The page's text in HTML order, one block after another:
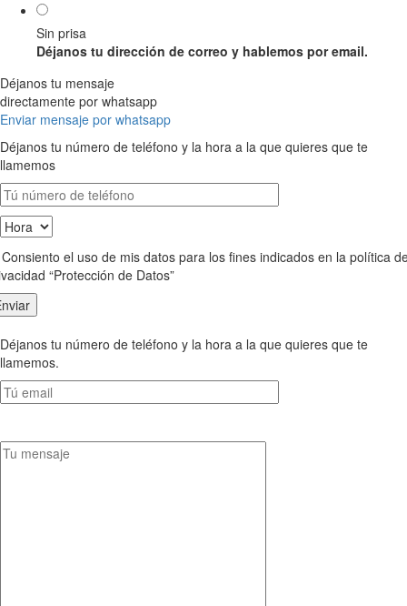
Sin prisa
Déjanos tu dirección de correo y hablemos por email.
Déjanos tu mensaje
directamente por whatsapp
Enviar mensaje por whatsapp
Déjanos tu número de teléfono y la hora a la que quieres que te
llamemos
el uso de mis datos para los fines indicados en la política
“Protección de Datos”
Déjanos tu número de teléfono y la hora a la que quieres que te
llamemos.